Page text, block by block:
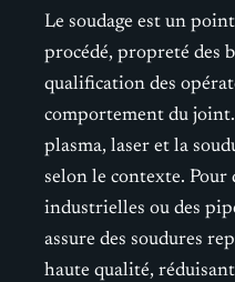
Le soudage est un
procédé, propreté des
qualification des
comportement du
plasma, laser et la
selon le contexte. Pour
industrielles ou des
assure des soudures
haute qualité,